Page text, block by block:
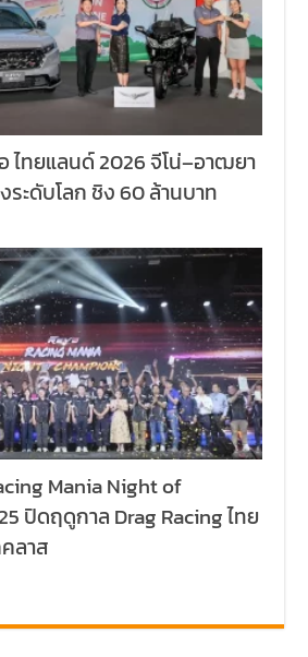
ไทยแลนด์ 2026 จีโน่–อาฒยา
ระดับโลก ชิง 60 ล้านบาท
Mania Night of
ปิดฤดูกาล Drag Racing ไทย
ลาส